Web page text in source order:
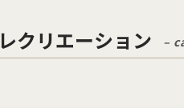
レクリエーション –